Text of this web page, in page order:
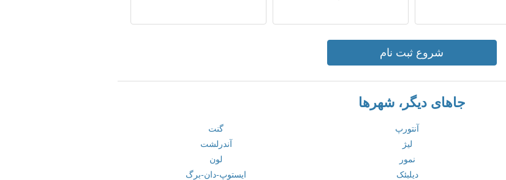
شروع ثبت نام
جاهای دیگر، شهرها
آنتورپ
گنت
لیژ
آندرلشت
نمور
لون
دیلبئک ایستوپ-دان-برگ